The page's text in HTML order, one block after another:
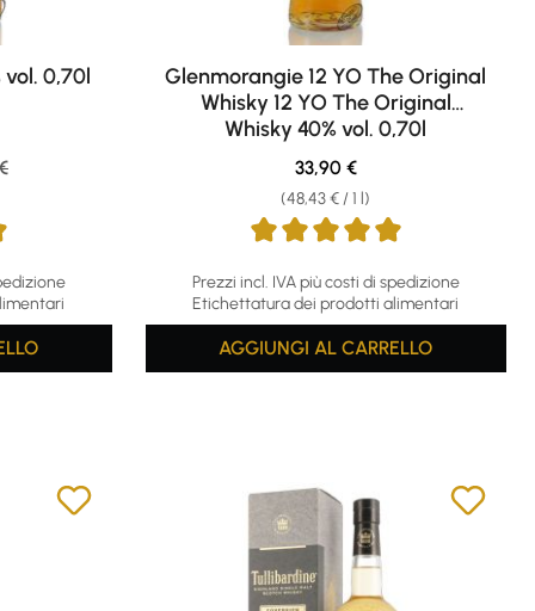
vol. 0,70l
price:
Glenmorangie 12 YO The Original
Whisky 12 YO The Original
Whisky 40% vol. 0,70l
Prezzi incl. IVA più costi di spedizione
Etichettatura dei prodotti alimentari
(48,43 € / 1 l)
Regular price:
33,90 €
AGGIUNGI AL CARRELLO